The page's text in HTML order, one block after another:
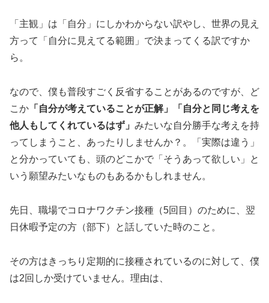
「主観」は「自分」にしかわからない訳やし、世界の見え
方って「自分に見えてる範囲」で決まってくる訳ですか
ら。
なので、僕も普段すごく反省することがあるのですが、ど
こか 「自分が考えていることが正解」「自分と同じ考えを
他人もしてくれているはず」 みたいな自分勝手な考えを持
ってしまうこと、あったりしませんか？。「実際は違う」
と分かっていても、頭のどこかで「そうあって欲しい」と
いう願望みたいなものもあるかもしれません。
先日、職場でコロナワクチン接種（5回目）のために、翌
日休暇予定の方（部下）と話していた時のこと。
その方はきっちり定期的に接種されているのに対して、僕
は2回しか受けていません。理由は、